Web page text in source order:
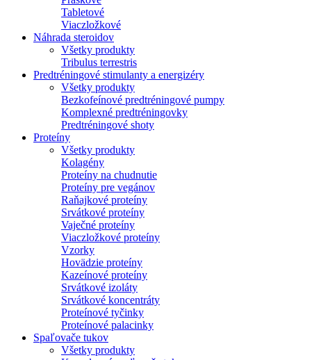
Tabletové
Viaczložkové
Náhrada steroidov
Všetky produkty
Tribulus terrestris
Predtréningové stimulanty a energizéry
Všetky produkty
Bezkofeínové predtréningové pumpy
Komplexné predtréningovky
Predtréningové shoty
Proteíny
Všetky produkty
Kolagény
Proteíny na chudnutie
Proteíny pre vegánov
Raňajkové proteíny
Srvátkové proteíny
Vaječné proteíny
Viaczložkové proteíny
Vzorky
Hovädzie proteíny
Kazeínové proteíny
Srvátkové izoláty
Srvátkové koncentráty
Proteínové tyčinky
Proteínové palacinky
Spaľovače tukov
Všetky produkty